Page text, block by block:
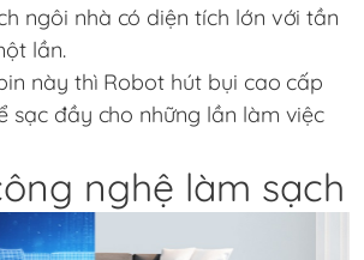
ngôi nhà có diện tích lớn với tần
lần.
này thì Robot hút bụi cao cấp
sạc đầy cho những lần làm việc
nghệ làm sạch